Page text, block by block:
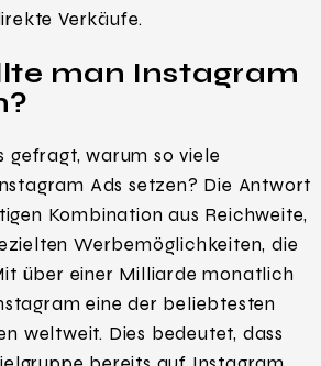
Verkäufe.
man Instagram
gefragt, warum so viele
Ads setzen? Die Antwort
Kombination aus Reichweite,
Werbemöglichkeiten, die
über einer Milliarde monatlich
eine der beliebtesten
weltweit. Dies bedeutet, dass